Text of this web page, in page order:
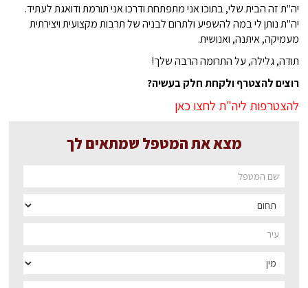
יה"ת זה הבית שלי, בתוכו אני מתפתחת ודרכו אני תורמת ודואגת לעתיד.
יה"ת נותן לי במה להשפיע ולתרום לבניה של תרבות מקצועית ויצירתית
מעמיקה, איתנה, ואנושית.
תודה, גלילה, על התרומה הרבה שלך!
רוצים להצטרף ולקחת חלק בעשיה?
להצטרפות ליה"ת לחצו כאן
מצא את המטפל שמתאים לך